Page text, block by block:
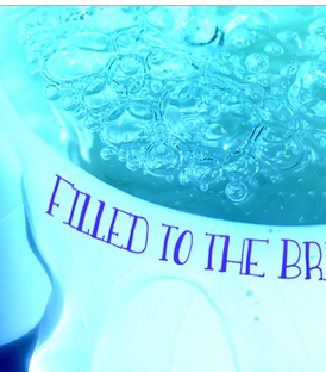
CONSEILS SUR UN ENREGISTREMENT EN S